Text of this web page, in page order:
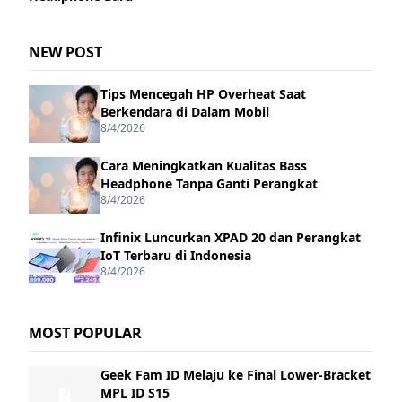
NEW POST
Tips Mencegah HP Overheat Saat
Berkendara di Dalam Mobil
8/4/2026
Cara Meningkatkan Kualitas Bass
Headphone Tanpa Ganti Perangkat
8/4/2026
Infinix Luncurkan XPAD 20 dan Perangkat
IoT Terbaru di Indonesia
8/4/2026
MOST POPULAR
Geek Fam ID Melaju ke Final Lower-Bracket
MPL ID S15